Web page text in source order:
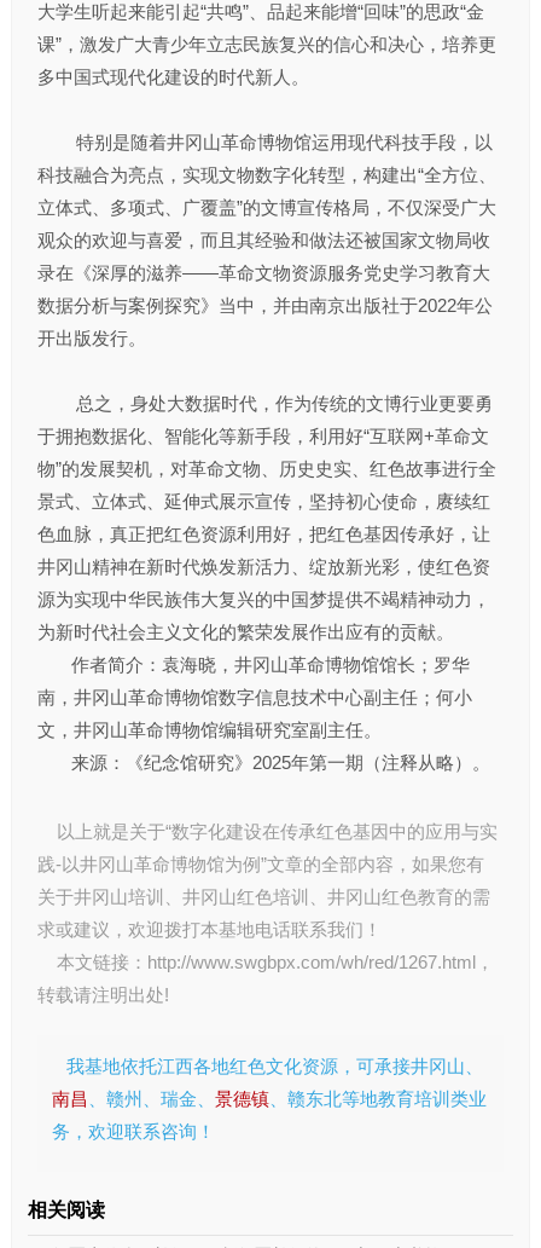
大学生听起来能引起“共鸣”、品起来能增“回味”的思政“金
课”，激发广大青少年立志民族复兴的信心和决心，培养更
多中国式现代化建设的时代新人。
特别是随着井冈山革命博物馆运用现代科技手段，以
科技融合为亮点，实现文物数字化转型，构建出“全方位、
立体式、多项式、广覆盖”的文博宣传格局，不仅深受广大
观众的欢迎与喜爱，而且其经验和做法还被国家文物局收
录在《深厚的滋养——革命文物资源服务党史学习教育大
数据分析与案例探究》当中，并由南京出版社于2022年公
开出版发行。
总之，身处大数据时代，作为传统的文博行业更要勇
于拥抱数据化、智能化等新手段，利用好“互联网+革命文
物”的发展契机，对革命文物、历史史实、红色故事进行全
景式、立体式、延伸式展示宣传，坚持初心使命，赓续红
色血脉，真正把红色资源利用好，把红色基因传承好，让
井冈山精神在新时代焕发新活力、绽放新光彩，使红色资
源为实现中华民族伟大复兴的中国梦提供不竭精神动力，
为新时代社会主义文化的繁荣发展作出应有的贡献。
作者简介：袁海晓，井冈山革命博物馆馆长；罗华
南，井冈山革命博物馆数字信息技术中心副主任；何小
文，井冈山革命博物馆编辑研究室副主任‍。
来源：《纪念馆研究》2025年第一期（注释从略）。
以上就是关于“数字化建设在传承红色基因中的应用与实
践-以井冈山革命博物馆为例”文章的全部内容，如果您有
关于井冈山培训 井冈山红色培训 井冈山红色教育的需
求或建议，欢迎拨打本基地电话联系我们！
本文链接： http://www.swgbpx.com/wh/red/1267.html，
转载请注明出处!
我基地依托江西各地红色文化资源，可承接井冈山、
南昌
、赣州、瑞金、 景德镇、赣东北等地教育培训类业
务，欢迎联系咨询！
相关阅读